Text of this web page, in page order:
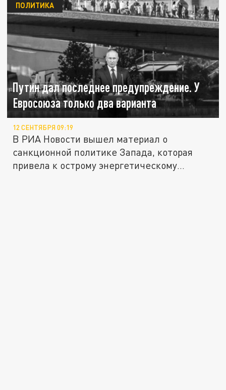
Путин дал последнее предупреждение. У
Евросоюза только два варианта
ПОЛИТИКА
12 СЕНТЯБРЯ 09:19
В РИА Новости вышел материал о
санкционной политике Запада, которая
привела к острому энергетическому